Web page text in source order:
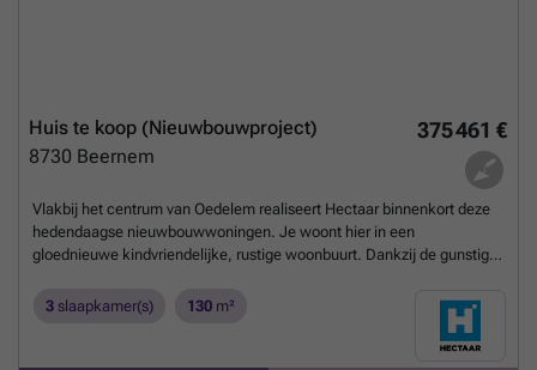
375 461 €
Huis te koop (Nieuwbouwproject)
8730 Beernem
Vlakbij het centrum van Oedelem realiseert Hectaar binnenkort deze
hedendaagse nieuwbouwwoningen. Je woont hier in een
gloednieuwe kindvriendelijke, rustige woonbuurt. Dankzij de gunstige
de E40, waardoor ook Brugge, Aalter, Gent en de kust snel en
eenvoudig bereikbaar zijn. De landelijk charme van Oedelem wordt
3 slaapkamer(s) 130 m²